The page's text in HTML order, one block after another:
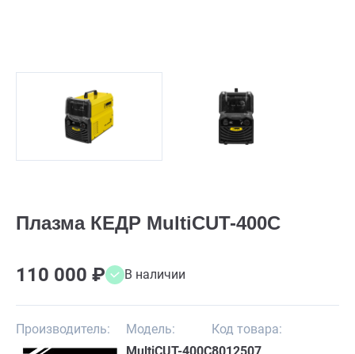
Плазма КЕДР MultiCUT-400C
110 000 ₽ В наличии
Производитель:
Модель:
Код товара: